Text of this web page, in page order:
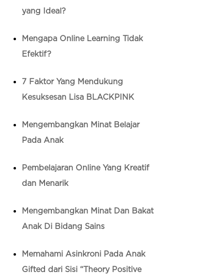
yang Ideal?
Mengapa Online Learning Tidak
Efektif?
7 Faktor Yang Mendukung
Kesuksesan Lisa BLACKPINK
Mengembangkan Minat Belajar
Pada Anak
Pembelajaran Online Yang Kreatif
dan Menarik
Mengembangkan Minat Dan Bakat
Anak Di Bidang Sains
Memahami Asinkroni Pada Anak
Gifted dari Sisi “Theory Positive